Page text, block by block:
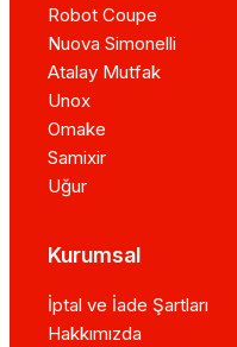
Robot Coupe
Nuova Simonelli
Atalay Mutfak
Unox
Omake
Samixir
Uğur
Kurumsal
İptal ve İade Şartları
Hakkımızda